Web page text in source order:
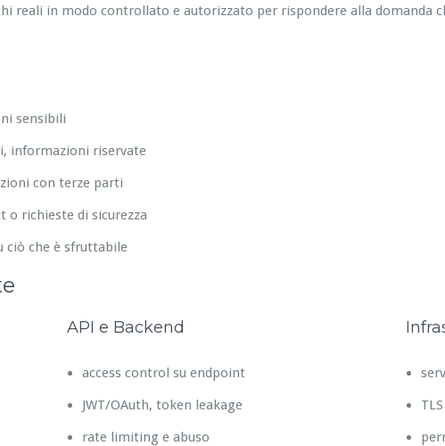
reali in modo controllato e autorizzato per rispondere alla domanda
sensibili
informazioni riservate
con terze parti
o richieste di sicurezza
ciò che è sfruttabile
API e Backend
access control su endpoint
JWT/OAuth, token leakage
rate limiting e abuso